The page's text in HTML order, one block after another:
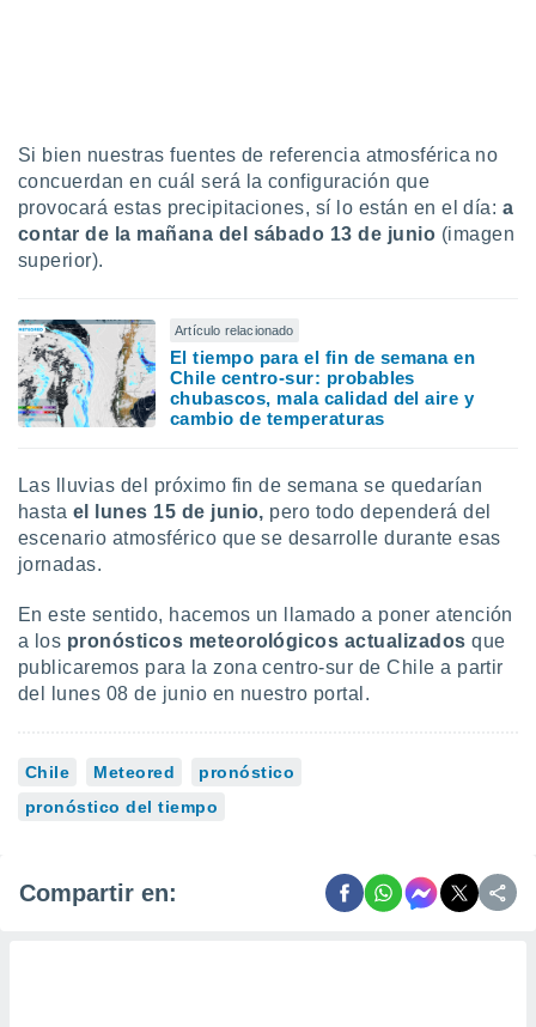
Si bien nuestras fuentes de referencia atmosférica no
concuerdan en cuál será la configuración que
provocará estas precipitaciones, sí lo están en el día: a
contar de la mañana del sábado 13 de junio (imagen
superior).
Artículo relacionado
El tiempo para el fin de semana en
Chile centro-sur: probables
chubascos, mala calidad del aire y
cambio de temperaturas
Las lluvias del próximo fin de semana se quedarían
hasta el lunes 15 de junio, pero todo dependerá del
escenario atmosférico que se desarrolle durante esas
jornadas.
En este sentido, hacemos un llamado a poner atención
a los pronósticos meteorológicos actualizadosque
publicaremos para la zona centro-sur de Chile a partir
del lunes 08 de junio en nuestro portal.
Chile Meteored
pronóstico
pronóstico del tiempo
Compartir en: